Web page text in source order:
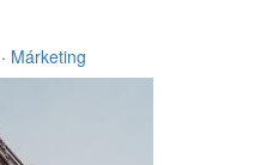
Márketing